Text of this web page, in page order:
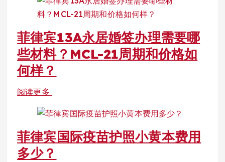
菲律宾13A永居婚签办理需要哪
些材料？MCL-21周期和价格如
何样？
阅读更多
菲律宾国际疫苗护照小黄本费用
多少？